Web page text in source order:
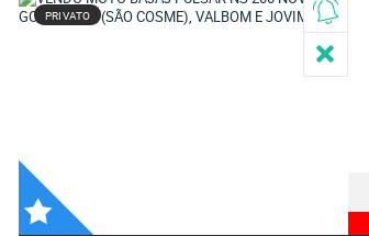
PRIVATO